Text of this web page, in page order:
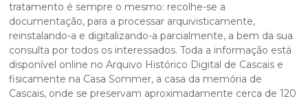
tratamento é sempre o mesmo: recolhe-se a
documentação, para a processar arquivisticamente,
reinstalando-a e digitalizando-a parcialmente, a bem da sua
consulta por todos os interessados. Toda a informação está
disponível online no Arquivo Histórico Digital de Cascais e
fisicamente na Casa Sommer, a casa da memória de
Cascais, onde se preservam aproximadamente cerca de 120